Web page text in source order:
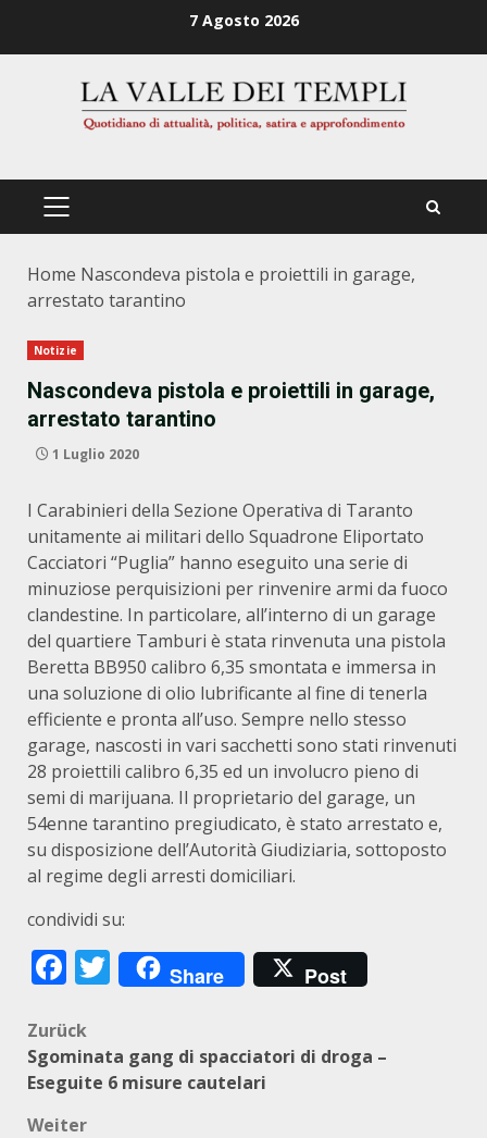
7 Agosto 2026
PRIMÄRES
Home Nascondeva pistola e proiettili in garage,
arrestato tarantino
Notizie
Nascondeva pistola e proiettili in garage,
arrestato tarantino
1 Luglio 2020
I Carabinieri della Sezione Operativa di Taranto
unitamente ai militari dello Squadrone Eliportato
Cacciatori “Puglia” hanno eseguito una serie di
minuziose perquisizioni per rinvenire armi da fuoco
clandestine. In particolare, all’interno di un garage
del quartiere Tamburi è stata rinvenuta una pistola
Beretta BB950 calibro 6,35 smontata e immersa in
una soluzione di olio lubrificante al fine di tenerla
efficiente e pronta all’uso. Sempre nello stesso
garage, nascosti in vari sacchetti sono stati rinvenuti
28 proiettili calibro 6,35 ed un involucro pieno di
semi di marijuana. Il proprietario del garage, un
54enne tarantino pregiudicato, è stato arrestato e,
su disposizione dell’Autorità Giudiziaria, sottoposto
al regime degli arresti domiciliari.
condividi su:
Facebook
Twitter
Share Post
Beitragsnavigation
Zurück
Sgominata gang di spacciatori di droga –
Eseguite 6 misure cautelari
Weiter